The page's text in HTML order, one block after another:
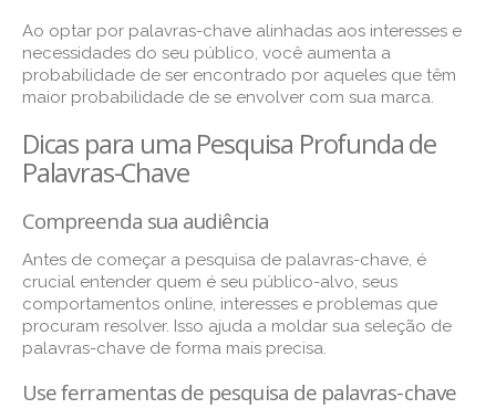
Ao optar por palavras-chave alinhadas aos interesses e
necessidades do seu público, você aumenta a
probabilidade de ser encontrado por aqueles que têm
maior probabilidade de se envolver com sua marca.
Dicas para uma Pesquisa Profunda de
Palavras-Chave
Compreenda sua audiência
Antes de começar a pesquisa de palavras-chave, é
crucial entender quem é seu público-alvo, seus
comportamentos online, interesses e problemas que
procuram resolver. Isso ajuda a moldar sua seleção de
palavras-chave de forma mais precisa.
Use ferramentas de pesquisa de palavras-chave